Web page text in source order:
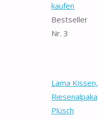
kaufen
Bestseller
Nr. 3
Lama Kissen,
Riesenalpaka
Plüsch